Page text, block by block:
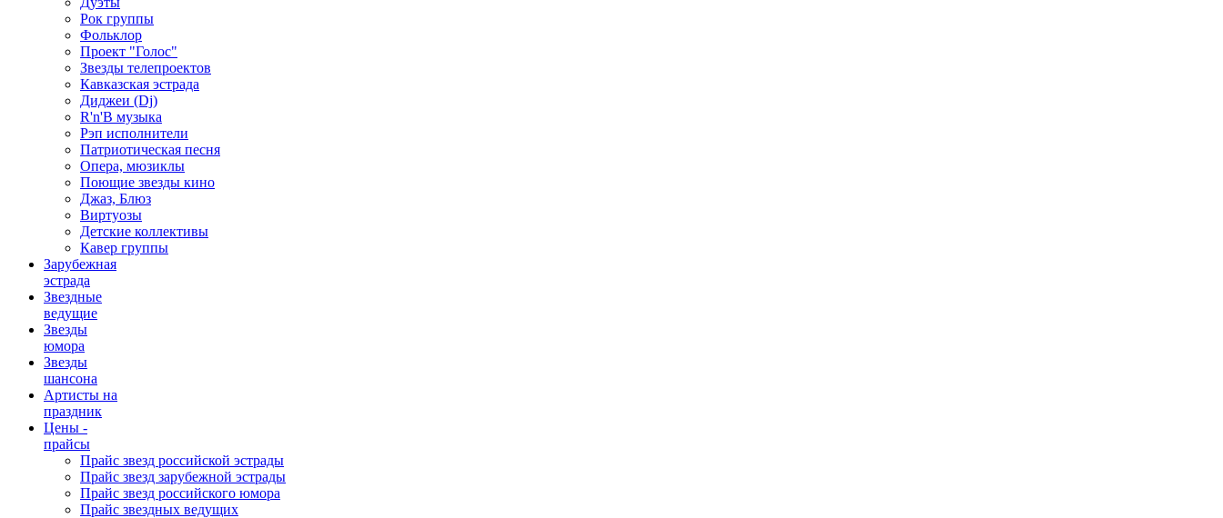
Рок группы
Фольклор
Проект "Голос"
Звезды телепроектов
Кавказская эстрада
Диджеи (Dj)
R'n'B музыка
Рэп исполнители
Патриотическая песня
Опера, мюзиклы
Поющие звезды кино
Джаз, Блюз
Виртуозы
Детские коллективы
Кавер группы
Зарубежная
эстрада
Звездные
ведущие
Звезды
юмора
Звезды
шансона
Артисты на
праздник
Цены -
прайсы
Прайс звезд российской эстрады
Прайс звезд зарубежной эстрады
Прайс звезд российского юмора
Прайс звездных ведущих